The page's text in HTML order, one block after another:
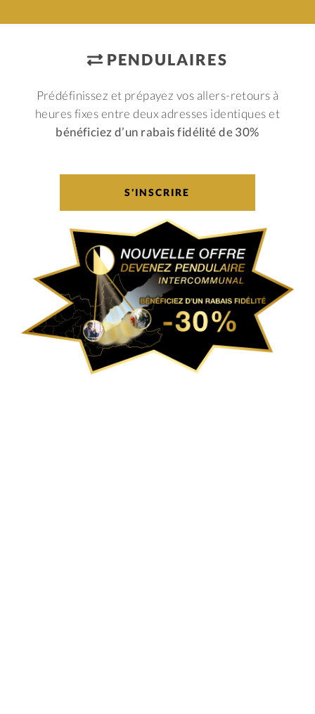
PENDULAIRES
Prédéfinissez et prépayez vos allers-retours à
heures fixes entre deux adresses identiques et
bénéficiez d’un rabais fidélité de 30%
S'INSCRIRE